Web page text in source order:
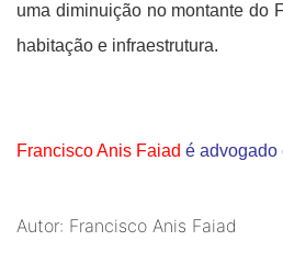
uma diminuição no montante do
habitação e infraestrutura.
Francisco Anis Faiad é advogado
Autor: Francisco Anis Faiad